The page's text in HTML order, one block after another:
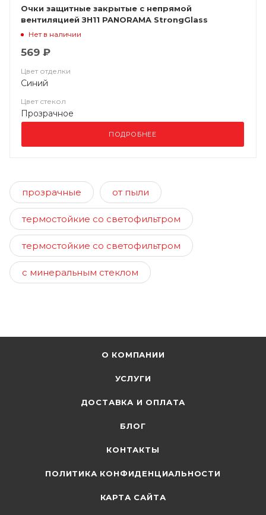
Очки защитные закрытые с непрямой
вентиляцией ЗН11 PANORAMA StrongGlass
(2С-1,2РС) (тёмно-синий корпус) 21137
Нет в наличии
569 ₽
Цвет отделки
Синий
Цвет стекол
Прозрачное
ПОДРОБНЕЕ
прозрачные от пыли
термостойкие со светофильтром
термостойкие со светофильтром
с минеральным стеклом
О КОМПАНИИ
УСЛУГИ
ДОСТАВКА И ОПЛАТА
БЛОГ
КОНТАКТЫ
ПОЛИТИКА КОНФИДЕНЦИАЛЬНОСТИ
КАРТА САЙТА